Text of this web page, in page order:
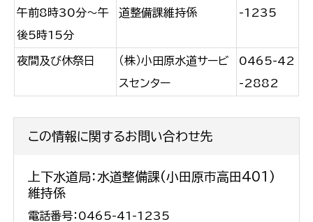
午前8時30分～午
後5時15分
道整備課維持係
-1235
夜間及び休祭日
（株）小田原水道サービ
スセンター
0465-42
-2882
この情報に関するお問い合わせ先
上下水道局：水道整備課(小田原市高田401)
維持係
電話番号：0465-41-1235